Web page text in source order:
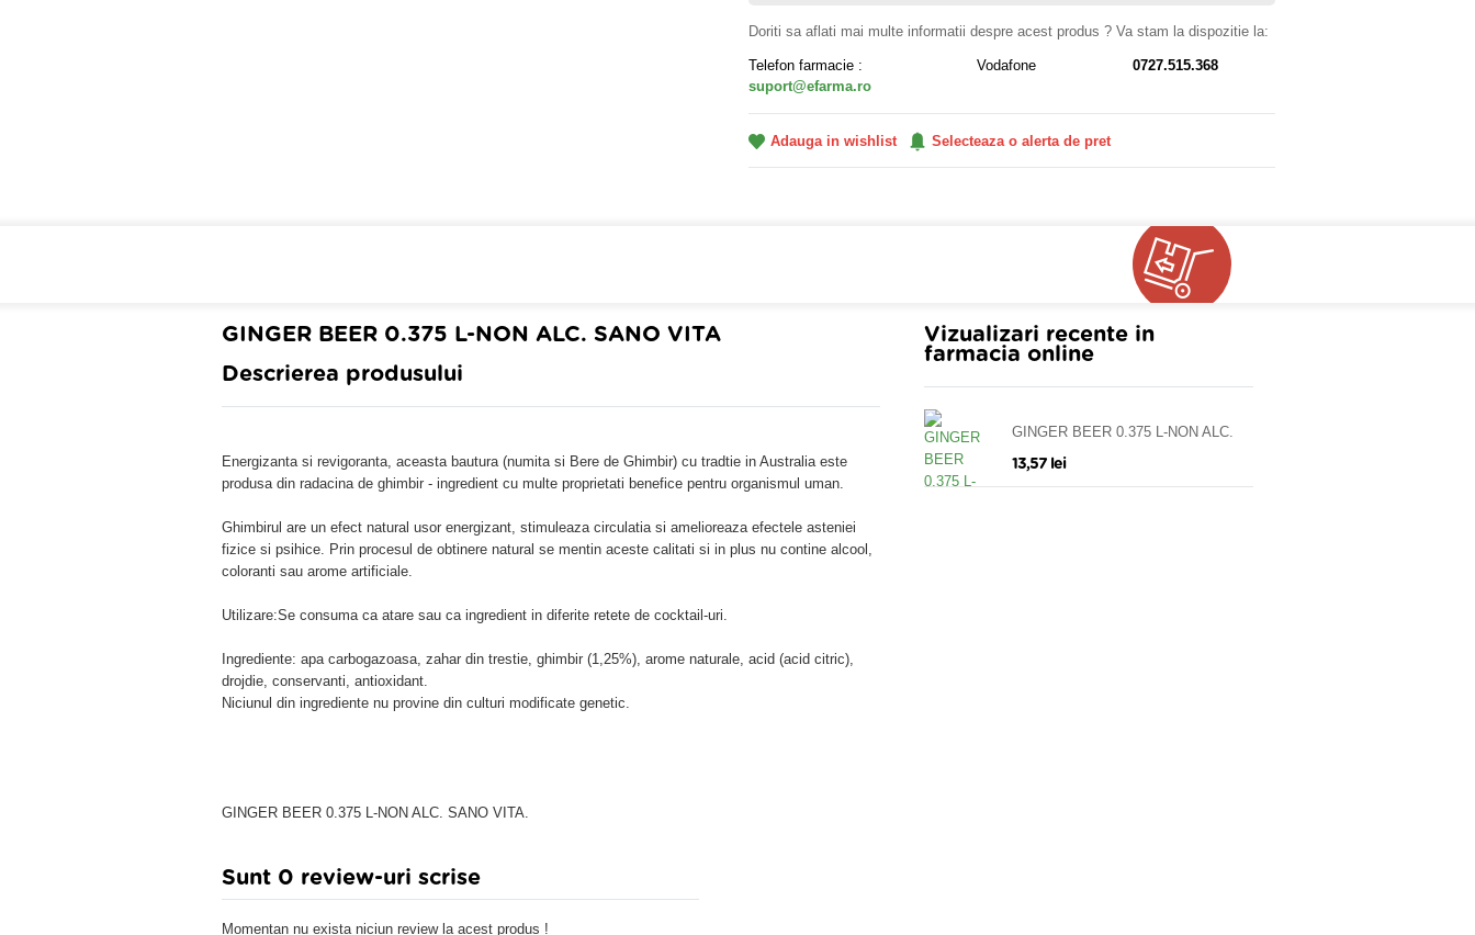
Doriti sa aflati mai multe informatii despre acest produs ? Va stam la dispozitie la:
Telefon farmacie : Vodafone
0727.515.368
suport@efarma.ro
Adauga in wishlist Selecteaza o alerta de pret
GINGER BEER 0.375 L-NON ALC. SANO VITA
Descrierea produsului
Energizanta si revigoranta, aceasta bautura (numita si Bere de Ghimbir) cu tradtie in Australia este
produsa din radacina de ghimbir - ingredient cu multe proprietati benefice pentru organismul uman.
Ghimbirul are un efect natural usor energizant, stimuleaza circulatia si amelioreaza efectele asteniei
fizice si psihice. Prin procesul de obtinere natural se mentin aceste calitati si in plus nu contine alcool,
coloranti sau arome artificiale.
Utilizare:Se consuma ca atare sau ca ingredient in diferite retete de cocktail-uri.
Ingrediente: apa carbogazoasa, zahar din trestie, ghimbir (1,25%), arome naturale, acid (acid citric),
drojdie, conservanti, antioxidant.
Niciunul din ingrediente nu provine din culturi modificate genetic.
GINGER BEER 0.375 L-NON ALC. SANO VITA.
Sunt 0 review-uri scrise
Momentan nu exista niciun review la acest produs !
Vizualizari recente in
farmacia online
GINGER BEER 0.375 L-NON ALC.
13,57 lei